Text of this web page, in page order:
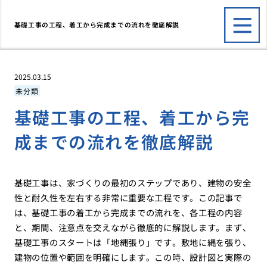
基礎工事の工程、着工から完成までの流れを徹底解説
2025.03.15
未分類
基礎工事の工程、着工から完
成までの流れを徹底解説
基礎工事は、家づくりの最初のステップであり、建物の安全
性と耐久性を左右する非常に重要な工程です。この記事で
は、基礎工事の着工から完成までの流れを、各工程の内容
と、期間、注意点を交えながら徹底的に解説します。まず、
基礎工事のスタートは「地縄張り」です。敷地に縄を張り、
建物の位置や範囲を明確にします。この時、設計図と実際の